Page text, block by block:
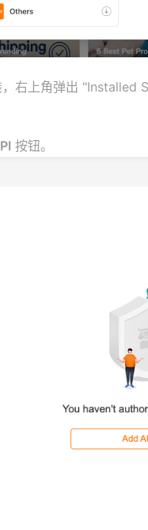
右上角弹出 "Installed
按钮。